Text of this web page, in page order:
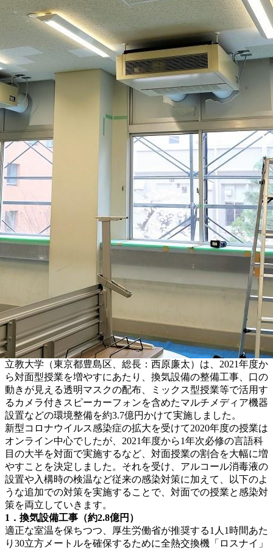
立教大学（東京都豊島区、総長：西原廉太）は、2021年度か
ら対面型授業を増やすにあたり、換気設備の整備工事、口の
動きが見える透明マスクの配布、ミックス型授業等で活用す
るカメラ付きスピーカーフォンを含めたマルチメディア機器
設置などの環境整備を約3.7億円かけて実施しました。
新型コロナウイルス感染症の拡大を受けて2020年度の授業は
オンライン中心でしたが、2021年度から1年次必修の言語科
目の大半を対面で実施するなど、対面授業の割合を大幅に増
やすことを決定しました。それを受け、アルコール消毒液の
設置や入構時の検温など従来の感染対策に加えて、以下のよ
うな追加での対策を実施することで、対面での授業と感染対
策を両立していきます。
1 ．換気設備工事（約2.8億円）
適正な室温を保ちつつ、厚生労働省が推奨する1人1時間あた
り30立方メートルを確保するために全熱交換機「ロスナイ」